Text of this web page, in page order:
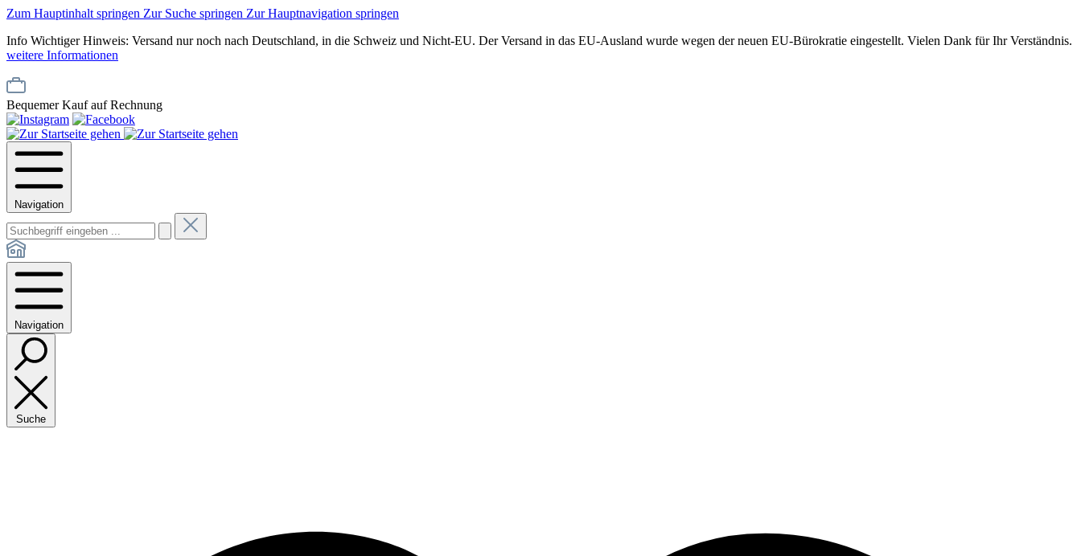
Zum Hauptinhalt springen Zur Suche springen Zur Hauptnavigation springen
Info Wichtiger Hinweis: Versand nur noch nach Deutschland, in die Schweiz und Nicht-EU. Der Versand in das EU-Ausland wurde wegen der neuen EU-Bürokratie eingestellt. Vielen Dank für Ihr Verständnis.
weitere Informationen
Bequemer Kauf auf Rechnung
Navigation
Navigation
Suche